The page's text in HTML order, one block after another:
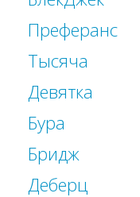
Преферанс
Тысяча
Девятка
Бура
Бридж
Деберц